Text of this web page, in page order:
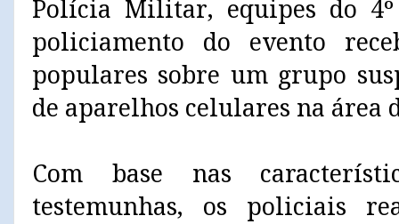
Polícia Militar, equipes do
policiamento do evento
populares sobre um grupo
de aparelhos celulares na área
Com base nas
testemunhas, os policiais